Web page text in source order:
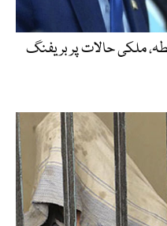
ملکی حالات پر بریفنگ